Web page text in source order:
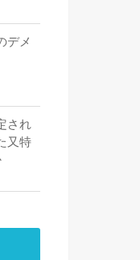
デメ
され
又特